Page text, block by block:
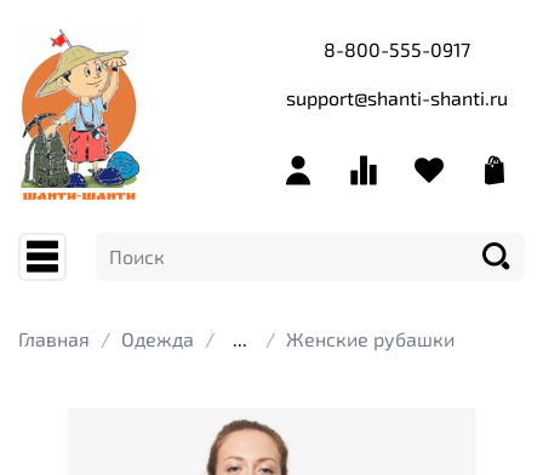
8-800-555-0917
support@shanti-shanti.ru
Главная Одежда ... Женские рубашки